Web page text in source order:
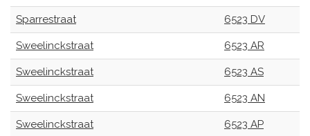
Sparrestraat 6523 DV
Sweelinckstraat 6523 AR
Sweelinckstraat 6523 AS
Sweelinckstraat 6523 AN
Sweelinckstraat 6523 AP